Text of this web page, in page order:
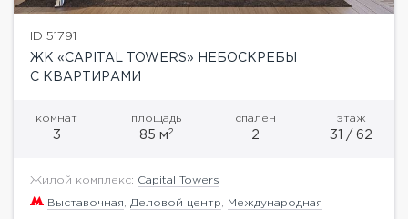
ID 51791
ЖК «CAPITAL TOWERS» НЕБОСКРЕБЫ
С КВАРТИРАМИ
комнат
3
площадь
85 м2
спален
2
этаж
31 / 62
Жилой комплекс: Capital Towers
Выставочная Деловой центр Международная